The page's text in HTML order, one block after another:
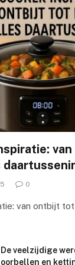
0
van ontbijt
De veelzijdige
oorbellen en